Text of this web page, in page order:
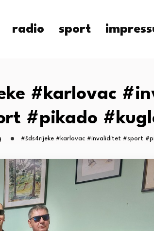
radio sport
#karlovac
#pikado
#šds4rijeke #karlovac #invaliditet #sport